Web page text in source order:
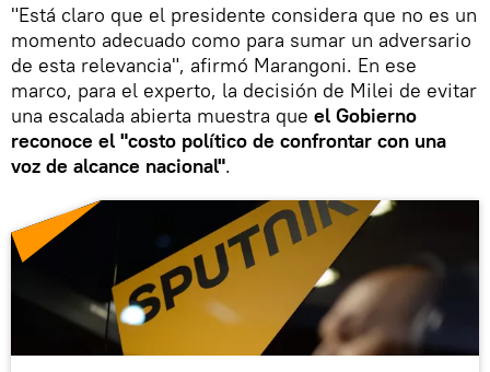
"Está claro que el presidente considera que no es un
momento adecuado como para sumar un adversario
de esta relevancia", afirmó Marangoni. En ese
marco, para el experto, la decisión de Milei de evitar
una escalada abierta muestra que el Gobierno
reconoce el "costo político de confrontar con una
voz de alcance nacional".